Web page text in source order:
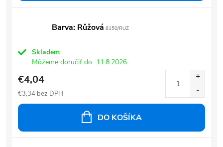
Barva: Růžová 8150/RUZ
Skladem
Môžeme doručiť do 11.8.2026
€4,04
€3,34 bez DPH
DO KOŠÍKA